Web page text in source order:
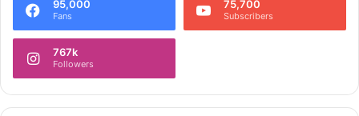
95,000
Fans
75,700
Subscribers
767k
Followers